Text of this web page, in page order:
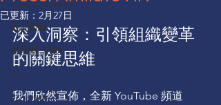
media mastery
最新動向
睿變圈 活動
A.I.
Program
已更新： 2月27日
深入洞察：引領組織變革
的關鍵思維
我們欣然宣佈，全新 YouTube 頻道